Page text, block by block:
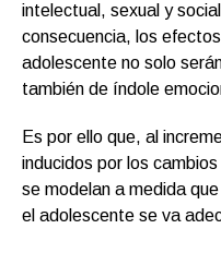
intelectual, sexual y
consecuencia, los
adolescente no solo
también de índole
Es por ello que, al
inducidos por los
se modelan a medida
el adolescente se va